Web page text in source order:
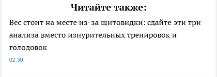
Читайте также:
Вес стоит на месте из-за щитовидки: сдайте эти три
анализа вместо изнурительных тренировок и
голодовок
02:30